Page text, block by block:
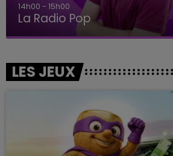
14h00 - 15h00
La Radio Pop
LES JEUX